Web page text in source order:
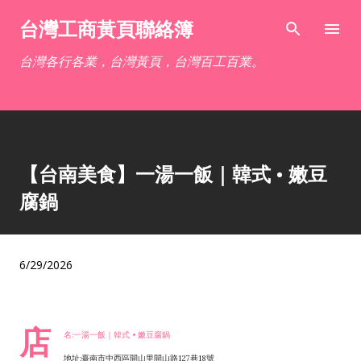
跳到主要內容
台灣工商黃頁聯絡簿
台灣各行各業，台灣黃頁，台灣百工百業。
【台南美食】一湯一飯｜韓式 • 嫩豆
腐鍋
6/29/2026
店 名:一湯一飯｜韓式 • 嫩豆腐鍋
地址:臺南市中西區開山里開山路127巷18號